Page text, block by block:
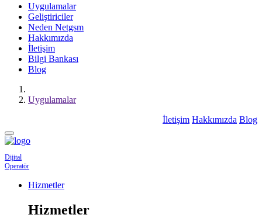
Uygulamalar
Geliştiriciler
Neden Netgsm
Hakkımızda
İletişim
Bilgi Bankası
Blog
Uygulamalar
İletişim Hakkımızda Blog
Dijital
Operatör
Hizmetler
Hizmetler